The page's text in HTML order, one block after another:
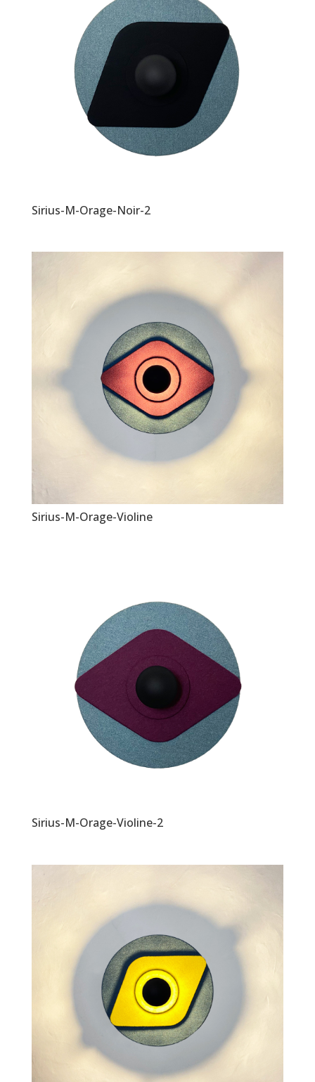
Sirius-M-Orage-Noir-2
Sirius-M-Orage-Violine
Sirius-M-Orage-Violine-2